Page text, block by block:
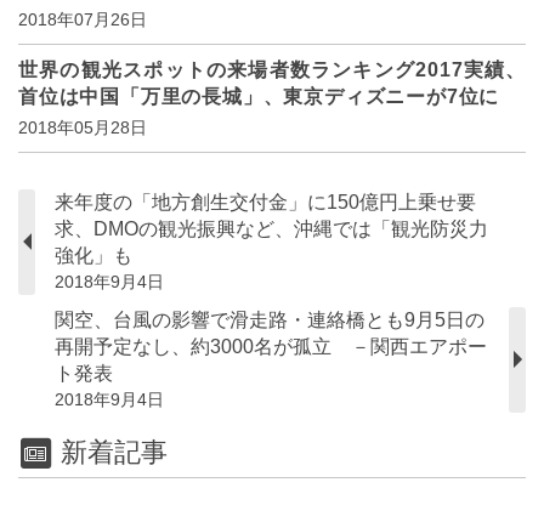
2018年07月26日
世界の観光スポットの来場者数ランキング2017実績、
首位は中国「万里の長城」、東京ディズニーが7位に
2018年05月28日
来年度の「地方創生交付金」に150億円上乗せ要
求、DMOの観光振興など、沖縄では「観光防災力
強化」も
2018年9月4日
関空、台風の影響で滑走路・連絡橋とも9月5日の
再開予定なし、約3000名が孤立 －関西エアポー
ト発表
2018年9月4日
新着記事